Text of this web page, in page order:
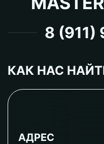
8
КАК НАС
АДРЕС